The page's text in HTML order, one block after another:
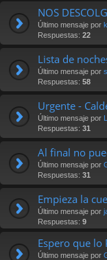
NOS
Último mensaje por
Respuestas: 22
Lista de
Último mensaje por
Respuestas: 58
Urgente -
Último mensaje por
Respuestas: 31
Al final no
Último mensaje por
Respuestas: 31
Empieza la
Último mensaje por
Respuestas: 9
Espero que lo
Último mensaje por